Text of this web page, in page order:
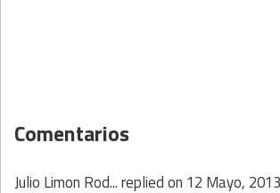
Comentarios
Julio Limon Rod...replied on 12 Mayo,